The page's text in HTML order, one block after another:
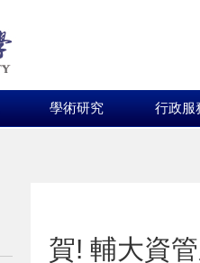
學術研究 行政服
賀! 輔大資